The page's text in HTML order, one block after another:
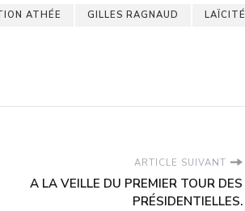
ATHÉE GILLES RAGNAUD LAÏCITÉ
ARTICLE SUIVANT
A LA VEILLE DU PREMIER TOUR DES
PRÉSIDENTIELLES.